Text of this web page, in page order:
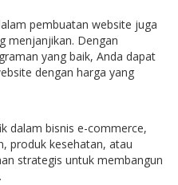
pembuatan website juga
menjanjikan. Dengan
yang baik, Anda dapat
dengan harga yang
dalam bisnis e-commerce,
produk kesehatan, atau
strategis untuk membangun